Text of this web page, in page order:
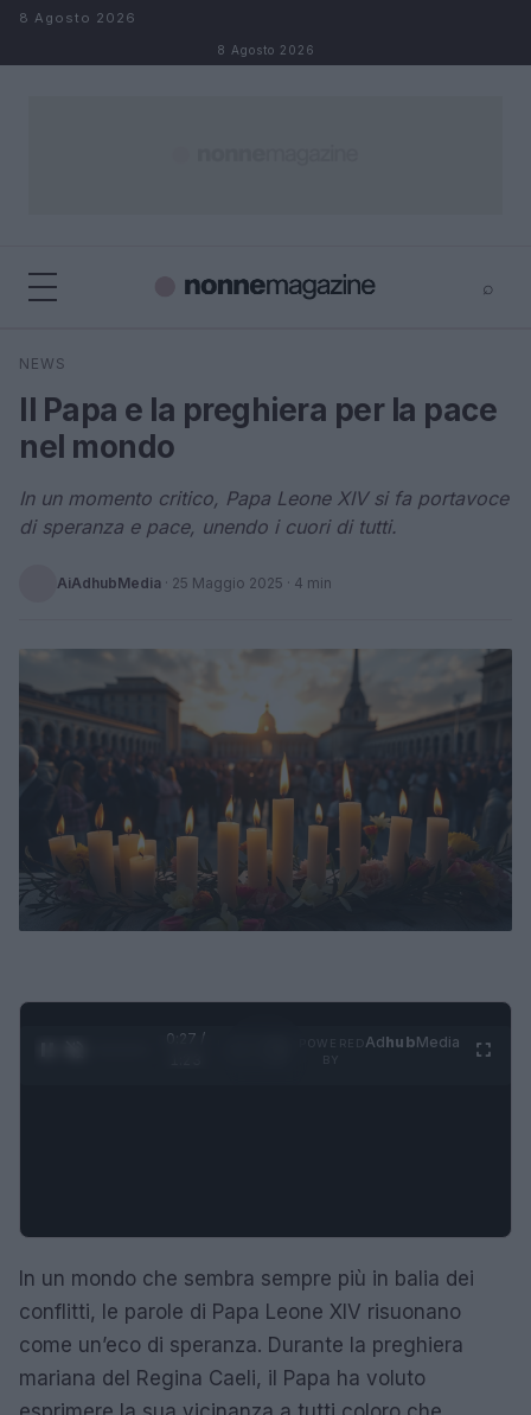
Salta al contenuto
8 Agosto 2026
8 Agosto 2026
⌕
Cerca
NEWS
Il Papa e la preghiera per la pace
nel mondo
In un momento critico, Papa Leone XIV si fa portavoce
di speranza e pace, unendo i cuori di tutti.
AiAdhubMedia · 25 Maggio 2025 · 4 min
0:28 /
AdhubMedia
In un mondo che sembra sempre più in balia dei
conflitti, le parole di Papa Leone XIV risuonano
come un’eco di speranza. Durante la preghiera
mariana del Regina Caeli, il Papa ha voluto